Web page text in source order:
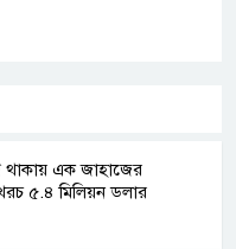
থাকায় এক জাহাজের
৫.৪ মিলিয়ন ডলার